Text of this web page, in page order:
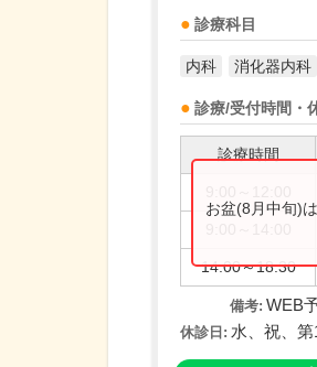
診療科目
内科 消化器内科
診療/受付時間・
診療時間
14:00～18:30
お盆(8月中旬)
備考: WEB
休診日: 水、祝、